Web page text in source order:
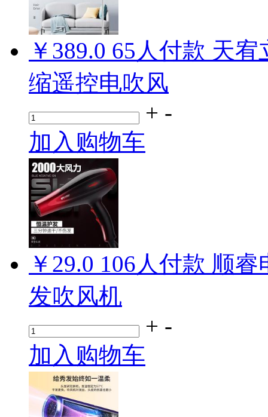
￥389.0 65 人付款 天宥
缩遥控电吹风
+ -
加入购物车
￥29.0 106人付款 顺睿
发吹风机
+ -
加入购物车